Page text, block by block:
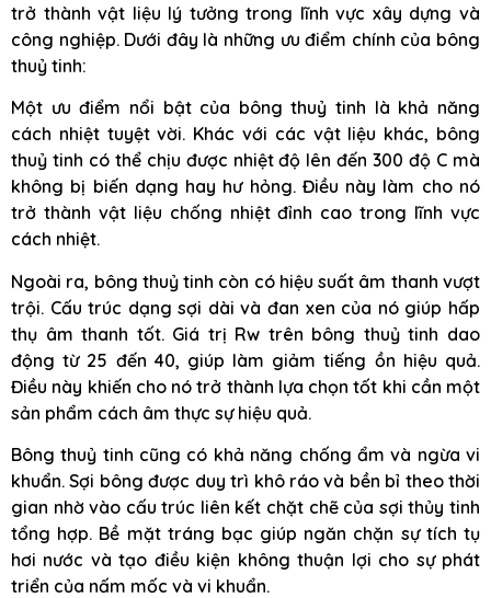
trở thành vật liệu lý tưởng trong lĩnh vực xây dựng và
công nghiệp. Dưới đây là những ưu điểm chính của bông
thuỷ tinh:
Một ưu điểm nổi bật của bông thuỷ tinh là khả năng
cách nhiệt tuyệt vời. Khác với các vật liệu khác, bông
thuỷ tinh có thể chịu được nhiệt độ lên đến 300 độ C mà
không bị biến dạng hay hư hỏng. Điều này làm cho nó
trở thành vật liệu chống nhiệt đỉnh cao trong lĩnh vực
cách nhiệt.
Ngoài ra, bông thuỷ tinh còn có hiệu suất âm thanh vượt
trội. Cấu trúc dạng sợi dài và đan xen của nó giúp hấp
thụ âm thanh tốt. Giá trị Rw trên bông thuỷ tinh dao
động từ 25 đến 40, giúp làm giảm tiếng ồn hiệu quả.
Điều này khiến cho nó trở thành lựa chọn tốt khi cần một
sản phẩm cách âm thực sự hiệu quả.
Bông thuỷ tinh cũng có khả năng chống ẩm và ngừa vi
khuẩn. Sợi bông được duy trì khô ráo và bền bỉ theo thời
gian nhờ vào cấu trúc liên kết chặt chẽ của sợi thủy tinh
tổng hợp. Bề mặt tráng bạc giúp ngăn chặn sự tích tụ
hơi nước và tạo điều kiện không thuận lợi cho sự phát
triển của nấm mốc và vi khuẩn.